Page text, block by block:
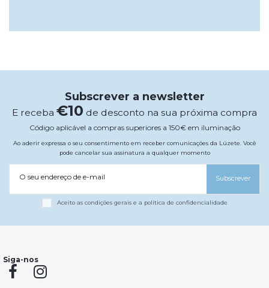
Subscrever a newsletter
E receba €10 de desconto na sua próxima compra
Código aplicável a compras superiores a 150€ em iluminação
Ao aderir expressa o seu consentimento em receber comunicações da Lúzete. Você
pode cancelar sua assinatura a qualquer momento
O seu endereço de e-mail Subscrever
Aceito as condições gerais e a política de confidencialidade
Siga-nos